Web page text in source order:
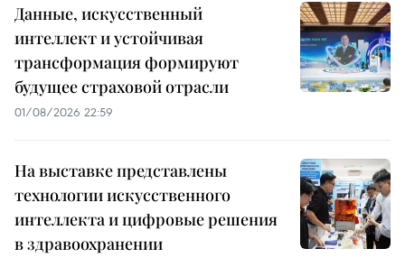
Данные, искусственный
интеллект и устойчивая
трансформация формируют
будущее страховой отрасли
01/08/2026 22:59
На выставке представлены
технологии искусственного
интеллекта и цифровые решения
в здравоохранении